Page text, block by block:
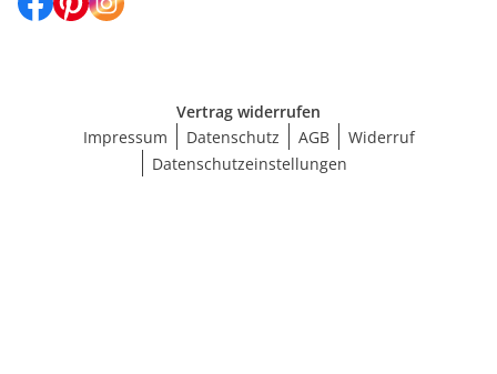
Vertrag widerrufen
Impressum
Datenschutz AGB
Widerruf
Datenschutzeinstellungen